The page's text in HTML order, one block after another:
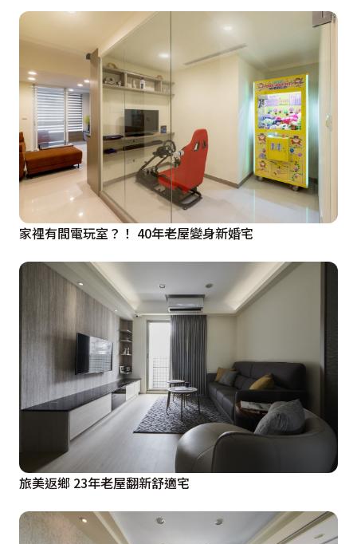
家裡有間電玩室？！ 40年老屋變身新婚宅
旅美返鄉 23年老屋翻新舒適宅